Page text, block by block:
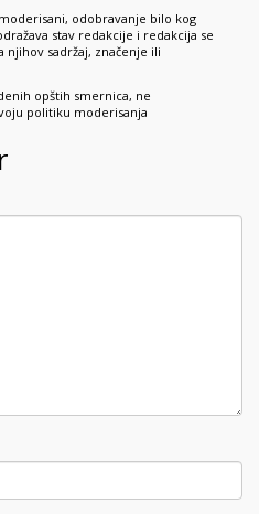
odobravanje bilo kog
stav redakcije i redakcija se
sadržaj, značenje ili
opštih smernica, ne
politiku moderisanja